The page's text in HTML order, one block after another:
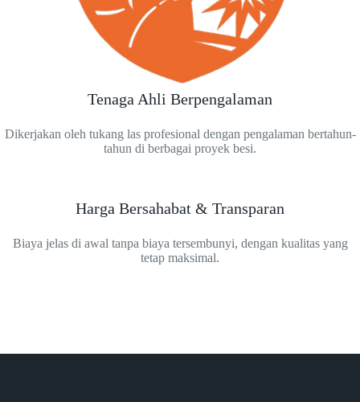
Tenaga Ahli Berpengalaman
Dikerjakan oleh tukang las profesional dengan pengalaman bertahun-
tahun di berbagai proyek besi.
Harga Bersahabat & Transparan
Biaya jelas di awal tanpa biaya tersembunyi, dengan kualitas yang
tetap maksimal.